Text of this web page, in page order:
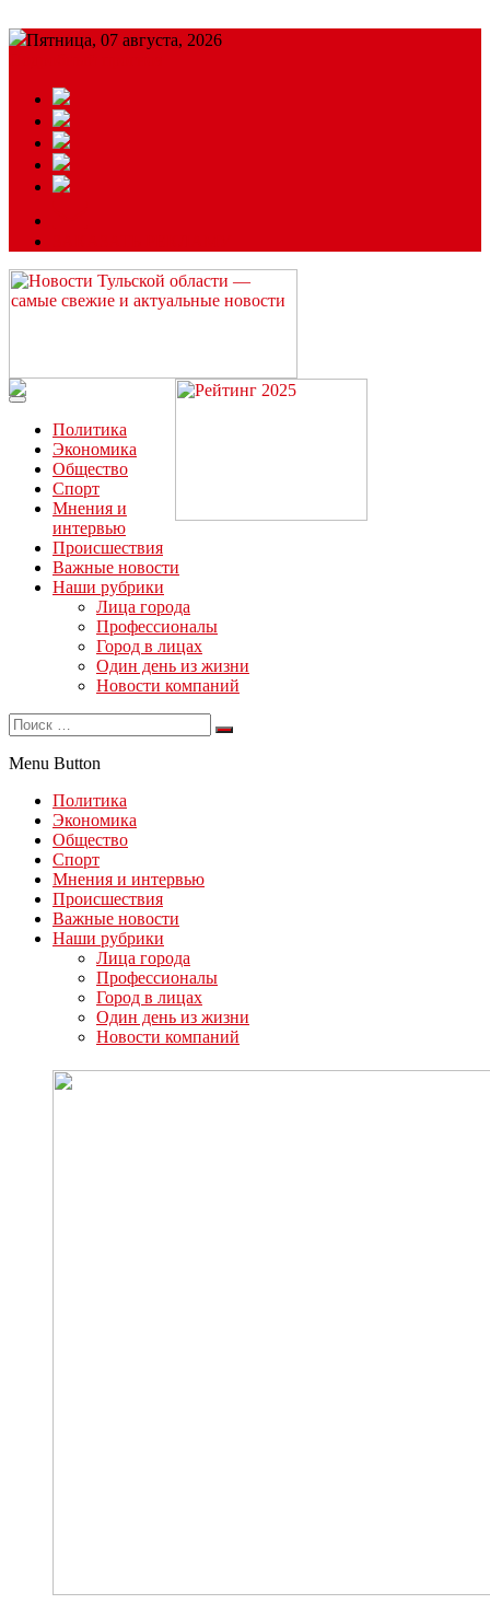
Пятница, 07 августа, 2026
Читайте последние новости дня в Тульской области на сайте
“ЗаНовомосковск”
Политика
Экономика
Общество
Спорт
Мнения и
интервью
Происшествия
Важные новости
Наши рубрики
Лица города
Профессионалы
Город в лицах
Один день из жизни
Новости компаний
Menu Button
Политика
Экономика
Общество
Спорт
Мнения и интервью
Происшествия
Важные новости
Наши рубрики
Лица города
Профессионалы
Город в лицах
Один день из жизни
Новости компаний